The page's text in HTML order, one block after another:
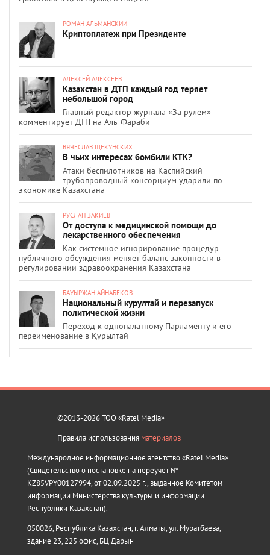
РОМАН АЛЬМАНСКИЙ
Криптоплатеж при Президенте
АЛЕКСЕЙ АЛЕКСЕЕВ
Казахстан в ДТП каждый год теряет
небольшой город
Главный редактор журнала «За рулём»
комментирует ДТП на Аль-Фараби
ВЯЧЕСЛАВ ЩЕКУНСКИХ
В чьих интересах бомбили КТК?
Атаки беспилотников на Каспийский
трубопроводный консорциум ударили по
экономике Казахстана
РУСЛАН ЗАКИЕВ
От доступа к медицинской помощи до
лекарственного обеспечения
Как системное игнорирование процедур
публичного обсуждения меняет баланс законности в
регулировании здравоохранения Казахстана
БАУЫРЖАН АЙНАБЕКОВ
Национальный курултай и перезапуск
политической жизни
Переход к однопалатному Парламенту и его
переименование в Құрылтай
©2013-2026 ТОО «Ratel Media»
Правила использования материалов
Международное информационное агентство «Ratel Media»
(Свидетельство о постановке на переучёт №
KZ85VPY00127994, от 02.09.2025 г., выданное Комитетом
информации Министерства культуры и информации
Республики Казахстан).
050026, Республика Казахстан, г. Алматы, ул. Муратбаева,
здание 23, 225 офис, БЦ Дарын